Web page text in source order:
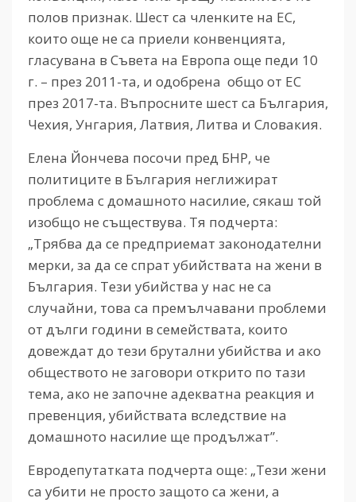
полов признак. Шест са членките на ЕС,
които още не са приели конвенцията,
гласувана в Съвета на Европа още педи 10
г. – през 2011-та, и одобрена общо от ЕС
през 2017-та. Въпросните шест са България,
Чехия, Унгария, Латвия, Литва и Словакия.
Елена Йончева посочи пред БНР, че
политиците в България неглижират
проблема с домашното насилие, сякаш той
изобщо не съществува. Тя подчерта:
„Трябва да се предприемат законодателни
мерки, за да се спрат убийствата на жени в
България. Тези убийства у нас не са
случайни, това са премълчавани проблеми
от дълги години в семействата, които
довеждат до тези брутални убийства и ако
обществото не заговори открито по тази
тема, ако не започне адекватна реакция и
превенция, убийствата вследствие на
домашното насилие ще продължат”.
Евродепутатката подчерта още: „Тези жени
са убити не просто защото са жени, а